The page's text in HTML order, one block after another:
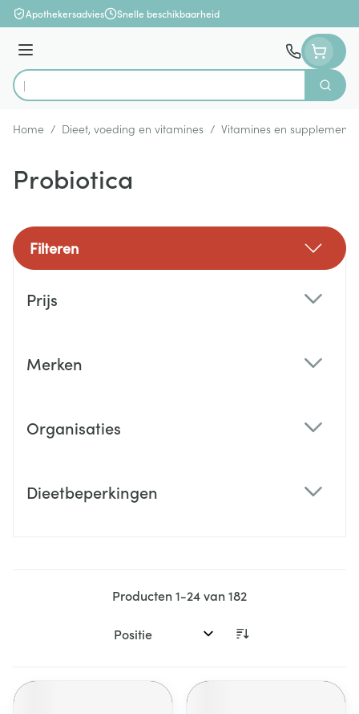
Ga naar de inhoud
Apothekersadvies Snelle beschikbaarheid
Menu
Product, merk, categorie...
Zoek
Home / Dieet, voeding en vitamines / Vitamines en
Probiotica
Filteren
Prijs
Merken
Organisaties
Dieetbeperkingen
Producten1-24van182
Sorteer op: